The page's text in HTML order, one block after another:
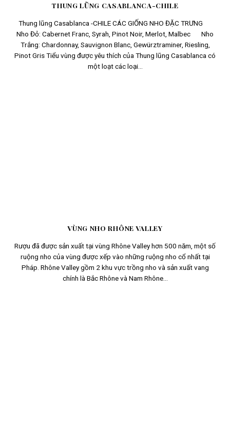
THUNG LŨNG CASABLANCA-CHILE
Thung lũng Casablanca -CHILE CÁC GIỐNG NHO ĐẶC TRƯNG
Nho Đỏ: Cabernet Franc, Syrah, Pinot Noir, Merlot, Malbec Nho
Trắng: Chardonnay, Sauvignon Blanc, Gewürztraminer, Riesling,
Pinot Gris Tiểu vùng được yêu thích của Thung lũng Casablanca có
một loạt các loại...
VÙNG NHO RHÔNE VALLEY
Rượu đã được sản xuất tại vùng Rhône Valley hơn 500 năm, một số
ruộng nho của vùng được xếp vào những ruộng nho cổ nhất tại
Pháp. Rhône Valley gồm 2 khu vực trồng nho và sản xuất vang
chính là Bắc Rhône và Nam Rhône...